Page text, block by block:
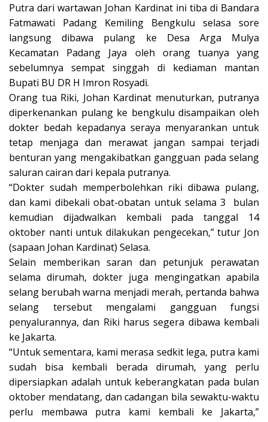
Putra dari wartawan Johan Kardinat ini tiba di Bandara
Fatmawati Padang Kemiling Bengkulu selasa sore
langsung dibawa pulang ke Desa Arga Mulya
Kecamatan Padang Jaya oleh orang tuanya yang
sebelumnya sempat singgah di kediaman mantan
Bupati BU DR H Imron Rosyadi.
Orang tua Riki, Johan Kardinat menuturkan, putranya
diperkenankan pulang ke bengkulu disampaikan oleh
dokter bedah kepadanya seraya menyarankan untuk
tetap menjaga dan merawat jangan sampai terjadi
benturan yang mengakibatkan gangguan pada selang
saluran cairan dari kepala putranya.
“Dokter sudah memperbolehkan riki dibawa pulang,
dan kami dibekali obat-obatan untuk selama 3 bulan
kemudian dijadwalkan kembali pada tanggal 14
oktober nanti untuk dilakukan pengecekan,” tutur Jon
(sapaan Johan Kardinat) Selasa.
Selain memberikan saran dan petunjuk perawatan
selama dirumah, dokter juga mengingatkan apabila
selang berubah warna menjadi merah, pertanda bahwa
selang tersebut mengalami gangguan fungsi
penyalurannya, dan Riki harus segera dibawa kembali
ke Jakarta.
“Untuk sementara, kami merasa sedkit lega, putra kami
sudah bisa kembali berada dirumah, yang perlu
dipersiapkan adalah untuk keberangkatan pada bulan
oktober mendatang, dan cadangan bila sewaktu-waktu
perlu membawa putra kami kembali ke Jakarta,”